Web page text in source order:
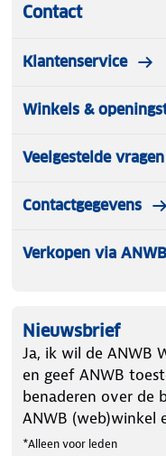
Contact
Klantenservice
Winkels &
Veelgestelde vragen
Contactgegevens
Verkopen via
Nieuwsbrief
Ja, ik wil de ANWB
en geef ANWB
benaderen over de
ANWB (web)winkel
*Alleen voor leden